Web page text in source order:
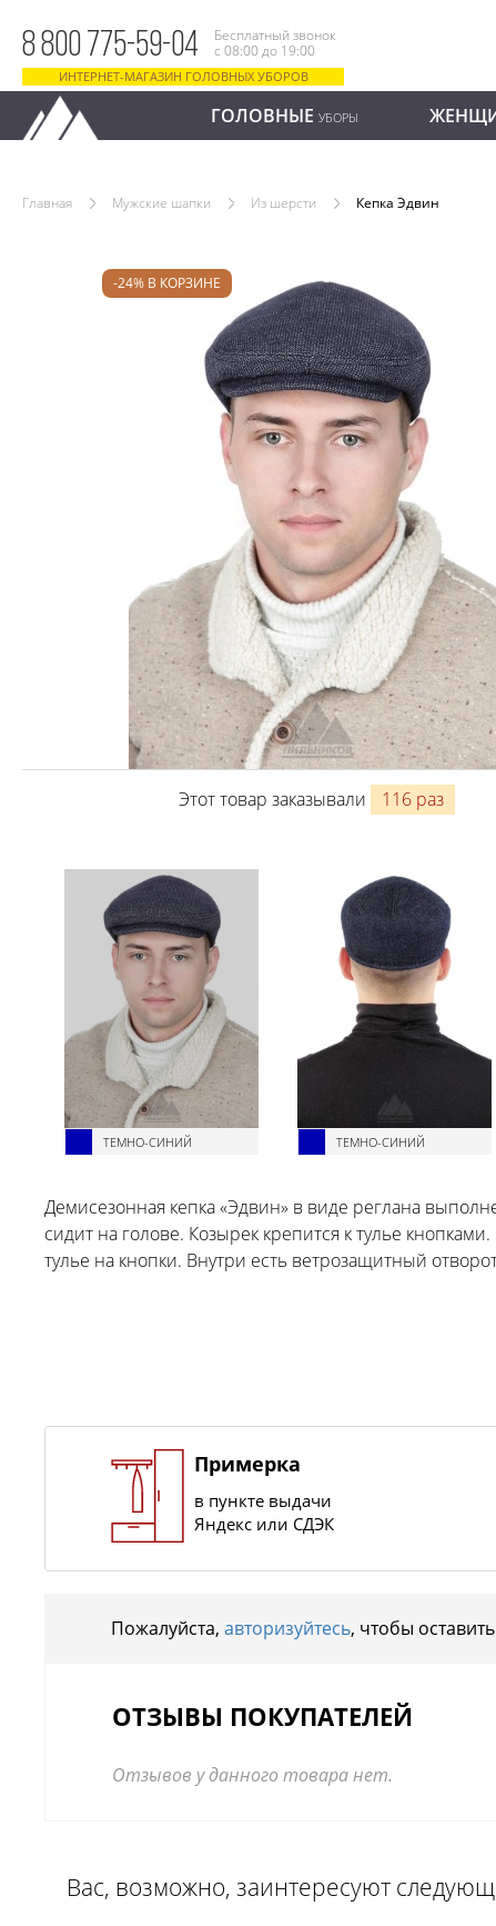
8 800 775-59-04
Бесплатный звонок
с 08:00 до 19:00
ИНТЕРНЕТ-МАГАЗИН ГОЛОВНЫХ УБОРОВ
ГОЛОВНЫЕ УБОРЫ
Главная Мужские шапки Из шерсти Кепка Эдвин
-24% В КОРЗИНЕ
Этот товар заказывали 116 раз
ТЕМНО-СИНИЙ ТЕМНО-СИНИЙ
Демисезонная кепка «Эдвин» в виде реглана
сидит на голове. Козырек крепится к тулье
тулье на кнопки. Внутри есть ветрозащитный
Примерка
в пункте выдачи
Яндекс или СДЭК
Пожалуйста, авторизуйтесь, чтобы
ОТЗЫВЫ ПОКУПАТЕЛЕЙ
Отзывов у данного товара нет.
Вас, возможно, заинтересуют